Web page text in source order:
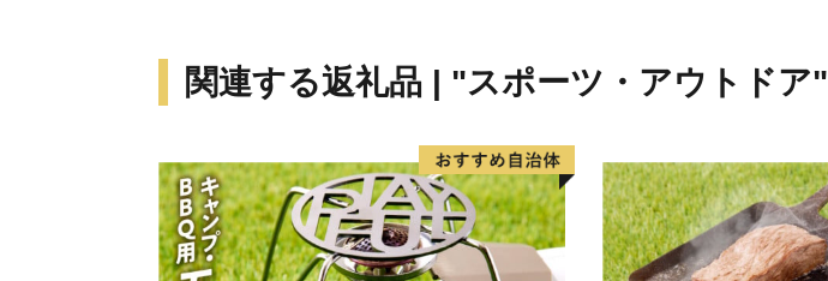
関連する返礼品 | "スポーツ・アウトドア"